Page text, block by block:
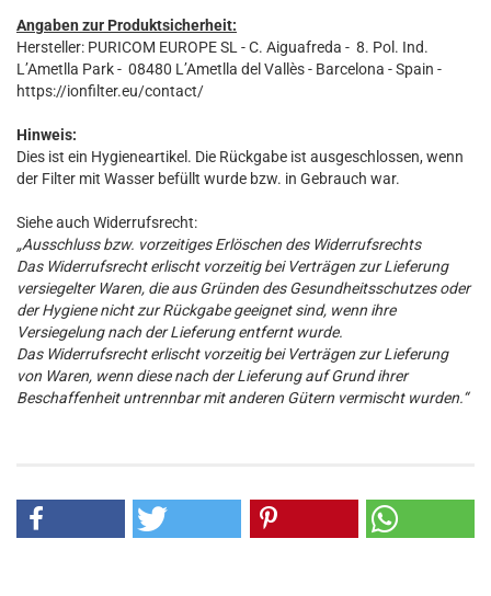
Angaben zur Produktsicherheit:
Hersteller: PURICOM EUROPE SL - C. Aiguafreda - 8. Pol. Ind.
L’Ametlla Park - 08480 L’Ametlla del Vallès - Barcelona - Spain -
https://ionfilter.eu/contact/
​Hinweis:
Dies ist ein Hygieneartikel. Die Rückgabe ist ausgeschlossen, wenn
der Filter mit Wasser befüllt wurde bzw. in Gebrauch war.
Siehe auch Widerrufsrecht:
„Ausschluss bzw. vorzeitiges Erlöschen des Widerrufsrechts
Das Widerrufsrecht erlischt vorzeitig bei Verträgen zur Lieferung
versiegelter Waren, die aus Gründen des Gesundheitsschutzes oder
der Hygiene nicht zur Rückgabe geeignet sind, wenn ihre
Versiegelung nach der Lieferung entfernt wurde.
Das Widerrufsrecht erlischt vorzeitig bei Verträgen zur Lieferung
von Waren, wenn diese nach der Lieferung auf Grund ihrer
Beschaffenheit untrennbar mit anderen Gütern vermischt wurden.“